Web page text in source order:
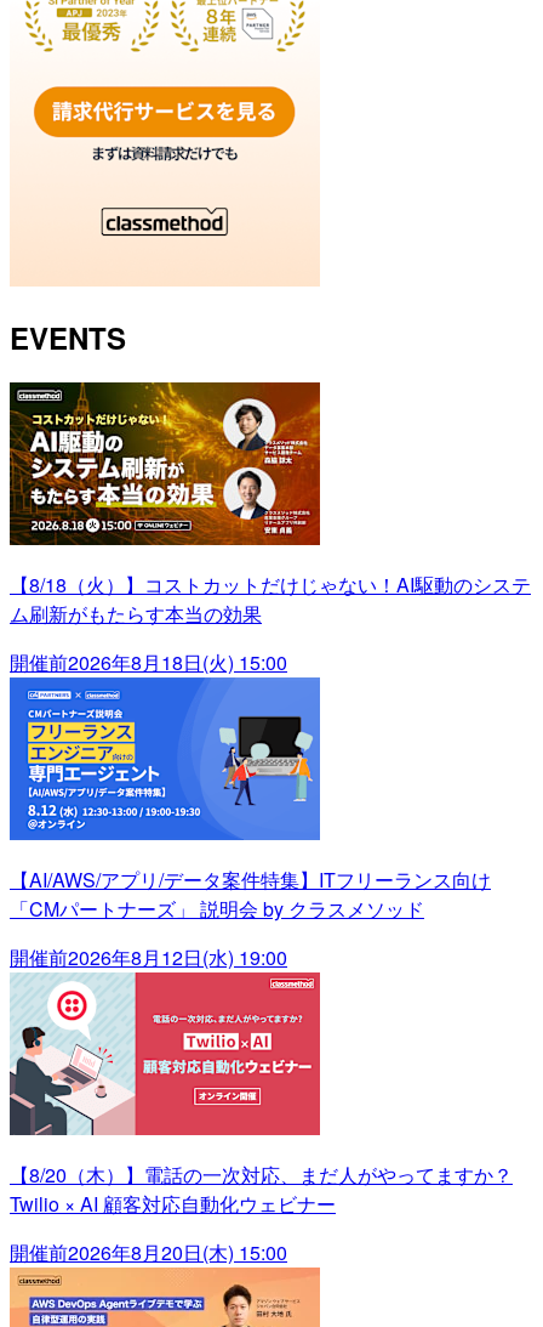
EVENTS
【8/18（火）】コストカットだけじゃない！AI駆動のシステ
ム刷新がもたらす本当の効果
開催前2026年8月18日(火) 15:00
【AI/AWS/アプリ/データ案件特集】ITフリーランス向け
「CMパートナーズ」 説明会 by クラスメソッド
開催前2026年8月12日(水) 19:00
【8/20（木）】電話の一次対応、まだ人がやってますか？
Twilio × AI 顧客対応自動化ウェビナー
開催前2026年8月20日(木) 15:00